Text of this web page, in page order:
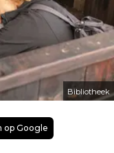
Bibliotheek
op Google